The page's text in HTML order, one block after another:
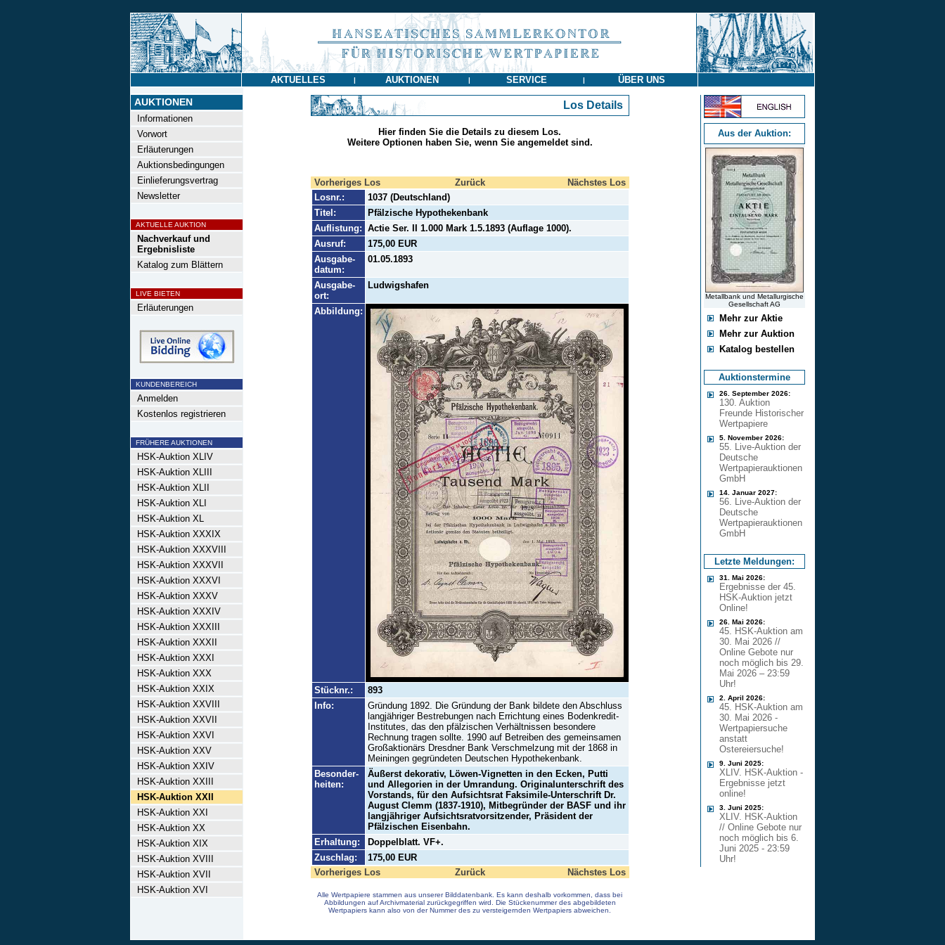
AKTUELLES | AUKTIONEN | SERVICE | ÜBER UNS
AUKTIONEN
Informationen
Vorwort
Erläuterungen
Auktionsbedingungen
Einlieferungsvertrag
Newsletter
AKTUELLE AUKTION
Nachverkauf und
Ergebnisliste
Katalog zum Blättern
LIVE BIETEN
Erläuterungen
KUNDENBEREICH
Anmelden
Kostenlos registrieren
FRÜHERE AUKTIONEN
HSK-Auktion XLIV
HSK-Auktion XLIII
HSK-Auktion XLII
HSK-Auktion XLI
HSK-Auktion XL
HSK-Auktion XXXIX
HSK-Auktion XXXVIII
HSK-Auktion XXXVII
HSK-Auktion XXXVI
HSK-Auktion XXXV
HSK-Auktion XXXIV
HSK-Auktion XXXIII
HSK-Auktion XXXII
HSK-Auktion XXXI
HSK-Auktion XXX
HSK-Auktion XXIX
HSK-Auktion XXVIII
HSK-Auktion XXVII
HSK-Auktion XXVI
HSK-Auktion XXV
HSK-Auktion XXIV
HSK-Auktion XXIII
HSK-Auktion XXII
HSK-Auktion XXI
HSK-Auktion XX
HSK-Auktion XIX
HSK-Auktion XVIII
HSK-Auktion XVII
HSK-Auktion XVI
Los Details
Hier finden Sie die Details zu diesem Los.
Weitere Optionen haben Sie, wenn Sie angemeldet sind.
Vorheriges Los Zurück
Nächstes Los
Losnr.:
1037 (Deutschland)
Titel:
Pfälzische Hypothekenbank
Auflistung: Actie Ser. II 1.000 Mark 1.5.1893 (Auflage 1000).
Ausruf:
175,00 EUR
Ausgabe-
datum:
01.05.1893
Ausgabe-
ort:
Ludwigshafen
Abbildung:
Stücknr.:
893
Info:
Gründung 1892. Die Gründung der Bank bildete den Abschluss
langjähriger Bestrebungen nach Errichtung eines Bodenkredit-
Institutes, das den pfälzischen Verhältnissen besondere
Rechnung tragen sollte. 1990 auf Betreiben des gemeinsamen
Großaktionärs Dresdner Bank Verschmelzung mit der 1868 in
Meiningen gegründeten Deutschen Hypothekenbank.
Besonder-
heiten:
Äußerst dekorativ, Löwen-Vignetten in den Ecken, Putti
und Allegorien in der Umrandung. Originalunterschrift des
Vorstands, für den Aufsichtsrat Faksimile-Unterschrift Dr.
August Clemm (1837-1910), Mitbegründer der BASF und ihr
langjähriger Aufsichtsratvorsitzender, Präsident der
Pfälzischen Eisenbahn.
Erhaltung:
Doppelblatt. VF+.
Zuschlag:
175,00 EUR
Vorheriges Los
Zurück Nächstes Los
Alle Wertpapiere stammen aus unserer Bilddatenbank. Es kann deshalb vorkommen, dass bei
Abbildungen auf Archivmaterial zurückgegriffen wird. Die Stückenummer des abgebildeten
Wertpapiers kann also von der Nummer des zu versteigernden Wertpapiers abweichen.
Aus der Auktion:
Metallbank und Metallurgische
Gesellschaft AG
Mehr zur Aktie
Mehr zur Auktion
Katalog bestellen
Auktionstermine
26. September 2026:
130. Auktion
Freunde Historischer
Wertpapiere
5. November 2026:
55. Live-Auktion der
Deutsche
Wertpapierauktionen
GmbH
14. Januar 2027:
56. Live-Auktion der
Deutsche
Wertpapierauktionen
GmbH
Letzte Meldungen:
31. Mai 2026:
Ergebnisse der 45.
HSK-Auktion jetzt
Online!
26. Mai 2026:
45. HSK-Auktion am
30. Mai 2026 //
Online Gebote nur
noch möglich bis 29.
Mai 2026 – 23:59
Uhr!
2. April 2026:
45. HSK-Auktion am
30. Mai 2026 -
Wertpapiersuche
anstatt
Ostereiersuche!
9. Juni 2025:
XLIV. HSK-Auktion -
Ergebnisse jetzt
online!
3. Juni 2025:
XLIV. HSK-Auktion
// Online Gebote nur
noch möglich bis 6.
Juni 2025 - 23:59
Uhr!